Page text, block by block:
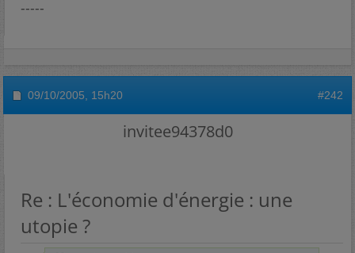
-----
09/10/2005, 15h20 #242
invitee94378d0
Re : L'économie d'énergie : une
utopie ?